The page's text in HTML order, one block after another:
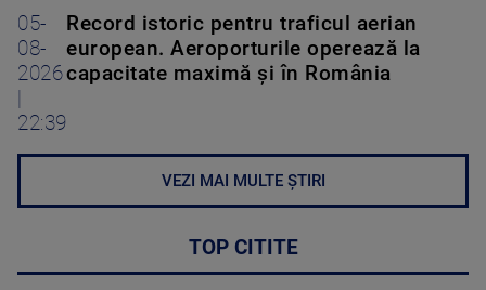
05-
08-
2026
|
22:39
Record istoric pentru traficul aerian
european. Aeroporturile operează la
capacitate maximă și în România
VEZI MAI MULTE ȘTIRI
TOP CITITE